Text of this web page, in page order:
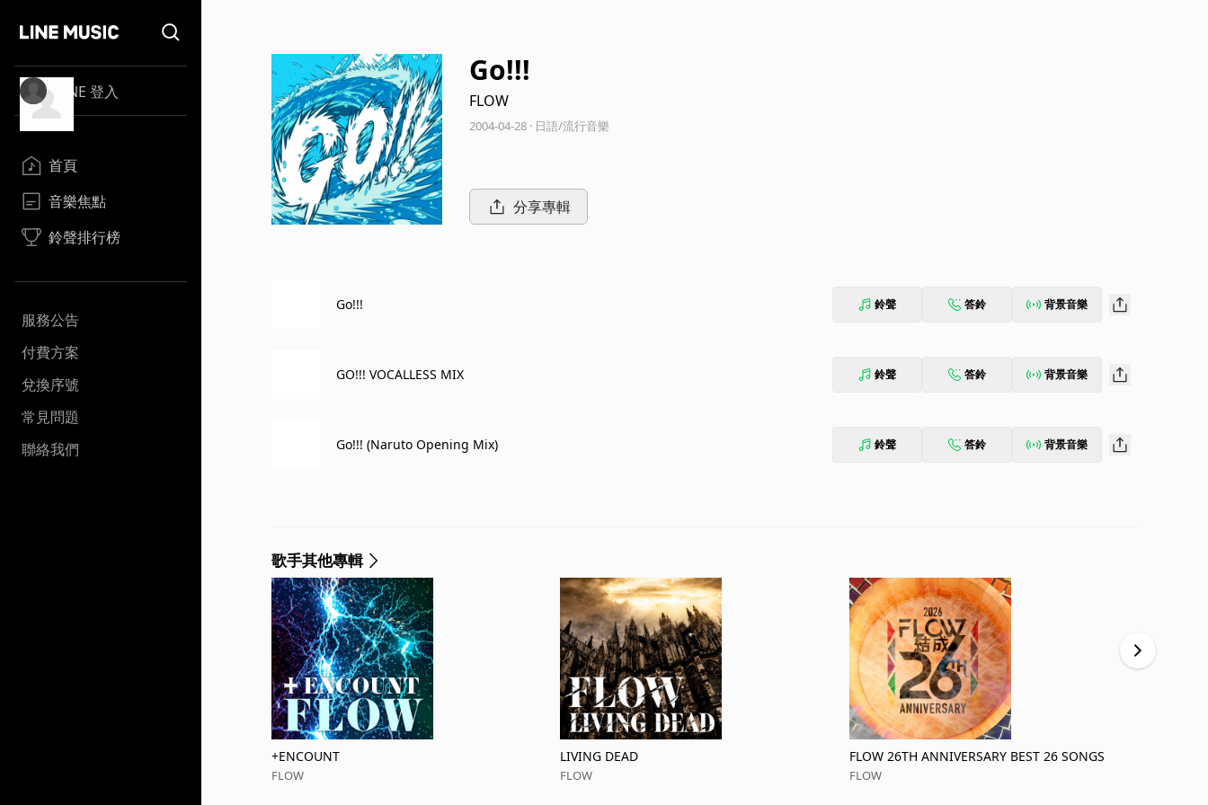
LINE 登入
首頁
音樂焦點
鈴聲排行榜
服務公告
付費方案
兌換序號
常見問題
聯絡我們
Go!!!
FLOW
2004-04-28 · 日語/流行音樂
分享專輯
Go!!! 鈴聲 答鈴 背景音樂
GO!!! VOCALLESS MIX 鈴聲 答鈴 背景音樂
Go!!! (Naruto Opening Mix) 鈴聲 答鈴 背景音樂
歌手其他專輯
+ENCOUNT
FLOW
LIVING DEAD
FLOW
FLOW 26TH ANNIVERSARY BEST 26 SONGS
FLOW